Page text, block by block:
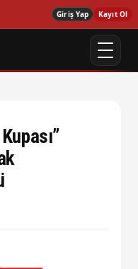
Giriş Yap Kayıt Ol